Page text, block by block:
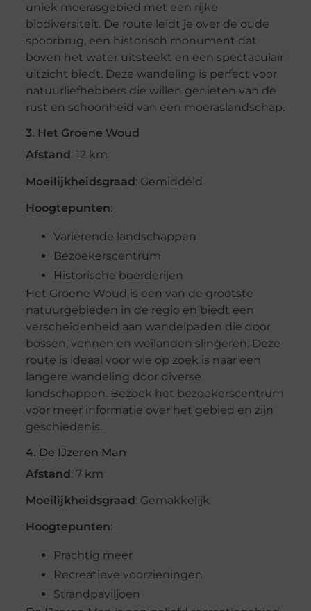
uniek moerasgebied met een rijke
biodiversiteit. De route leidt je over de oude
spoorbrug, een historisch monument dat
boven het water uitsteekt en een spectaculair
uitzicht biedt. Deze wandeling is perfect voor
natuurliefhebbers die willen genieten van de
rust en schoonheid van een moeraslandschap.
3. Het Groene Woud
Afstand : 12 km
Moeilijkheidsgraad: Gemiddeld
Hoogtepunten:
Variërende landschappen
Bezoekerscentrum
Historische boerderijen
Het Groene Woud is een van de grootste
natuurgebieden in de regio en biedt een
verscheidenheid aan wandelpaden die door
bossen, vennen en weilanden slingeren. Deze
route is ideaal voor wie op zoek is naar een
langere wandeling door diverse
landschappen. Bezoek het bezoekerscentrum
voor meer informatie over het gebied en zijn
geschiedenis.
4. De IJzeren Man
Afstand: 7 km
Moeilijkheidsgraad: Gemakkelijk
Hoogtepunten:
Prachtig meer
Recreatieve voorzieningen
Strandpaviljoen